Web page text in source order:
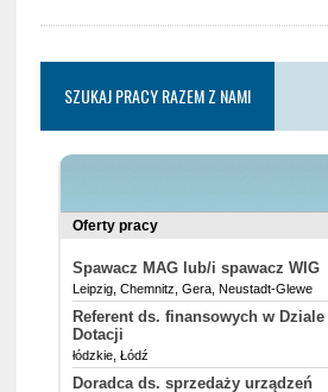
SZUKAJ PRACY RAZEM Z NAMI